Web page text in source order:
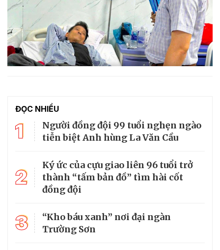
ĐỌC NHIỀU
1
Người đồng đội 99 tuổi nghẹn ngào
tiễn biệt Anh hùng La Văn Cầu
2
Ký ức của cựu giao liên 96 tuổi trở
thành “tấm bản đồ” tìm hài cốt
đồng đội
3
“Kho báu xanh” nơi đại ngàn
Trường Sơn